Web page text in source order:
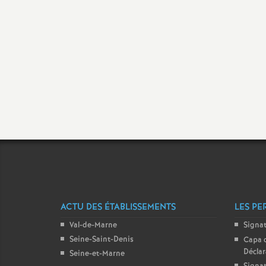
t
ACTU DES ÉTABLISSEMENTS
Val-de-Marne
Seine-Saint-Denis
Seine-et-Marne
LES
Capa